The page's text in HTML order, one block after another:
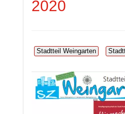
2020
Stadtteil Weingarten